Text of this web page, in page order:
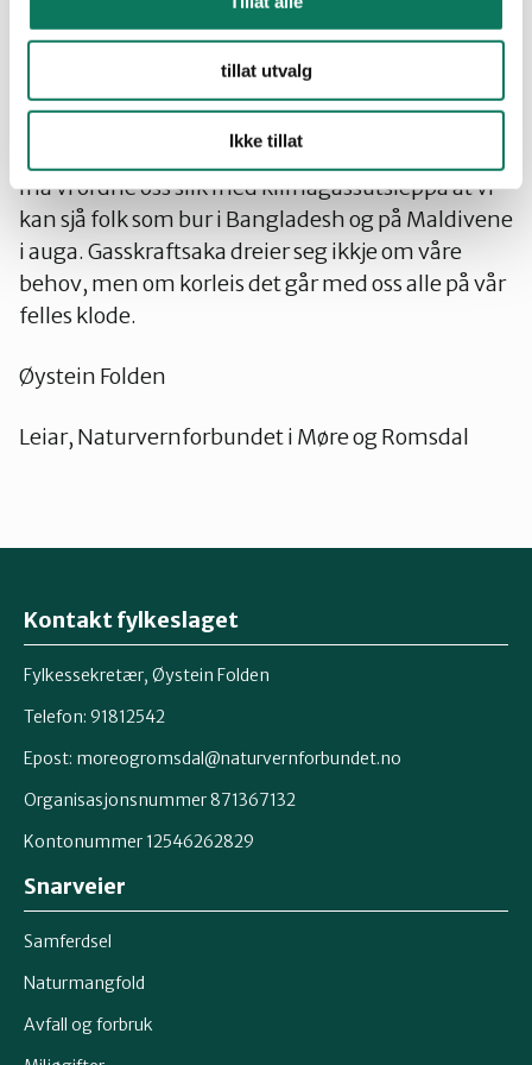
tillat utvalg
Ikke tillat
Naturvernforbundet såg helst at fossilgassen blei
der han var, på havsens botn. Viss han absolutt
må takast opp, er det viktig at han ikkje aukar
forbruket vårt. Uansett kva vi bruker gassen til, så
må vi ordne oss slik med klimagassutsleppa at vi
kan sjå folk som bur i Bangladesh og på Maldivene
i auga. Gasskraftsaka dreier seg ikkje om våre
behov, men om korleis det går med oss alle på vår
felles klode.
Øystein Folden
Leiar, Naturvernforbundet i Møre og Romsdal
Kontakt fylkeslaget
Fylkessekretær, Øystein Folden
Telefon: 91812542
Epost: moreogromsdal@naturvernforbundet.no
Organisasjonsnummer 871367132
Kontonummer 12546262829
Snarveier
Samferdsel
Naturmangfold
Avfall og forbruk